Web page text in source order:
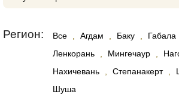
Регион: Все Агдам Баку Габала
Ленкорань
Мингечаур
Нахичевань
Степанакерт
Шуша